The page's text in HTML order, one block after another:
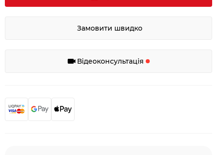
Замовити швидко
Відеоконсультація